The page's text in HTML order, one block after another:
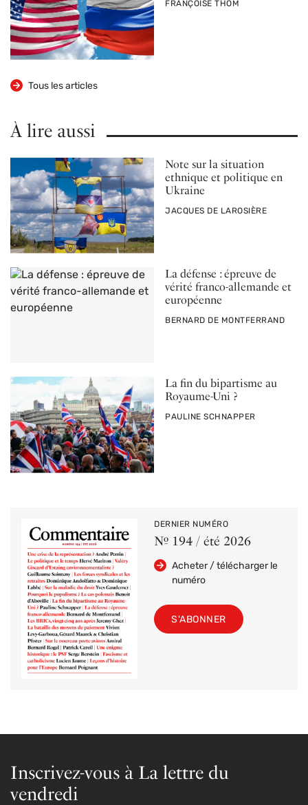
PAR
FRANÇOISE THOM
Tous les articles
À lire aussi
Note sur la situation
ethnique et politique en
Ukraine
PAR
JACQUES DE LAROSIÈRE
La défense : épreuve de
vérité franco-allemande et
européenne
PAR
BERNARD DE MONTFERRAND
La fin du bipartisme au
Royaume-Uni ?
PAR
PAULINE SCHNAPPER
DERNIER NUMÉRO
Nº 194 / été 2026
Acheter / télécharger le
numéro
S'ABONNER
Inscrivez-vous à La lettre du
vendredi